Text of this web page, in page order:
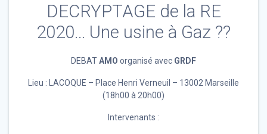
DECRYPTAGE de la RE
2020… Une usine à Gaz ??
DEBATAMO organisé avec GRDF
Lieu : LACOQUE – Place Henri Verneuil – 13002 Marseille
(18h00 à 20h00)
Intervenants :